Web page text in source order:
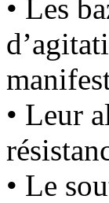
• Les
• Leur
• Le